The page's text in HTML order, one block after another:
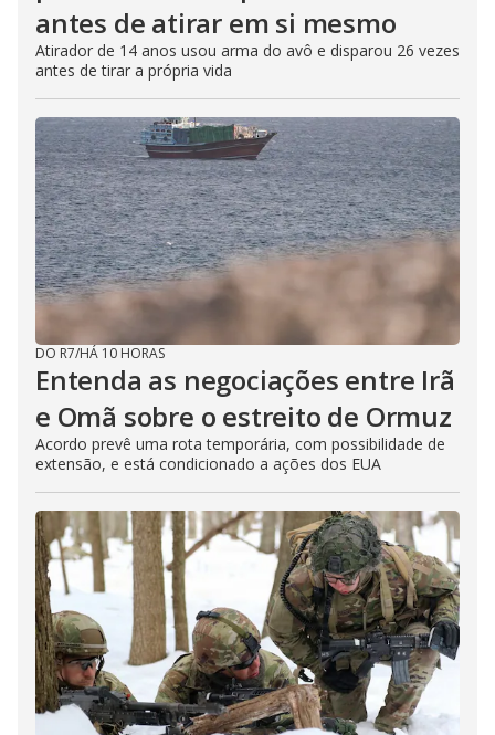
antes de atirar em si mesmo
Atirador de 14 anos usou arma do avô e disparou 26 vezes
antes de tirar a própria vida
DO R7/HÁ 10 HORAS
Entenda as negociações entre Irã
e Omã sobre o estreito de Ormuz
Acordo prevê uma rota temporária, com possibilidade de
extensão, e está condicionado a ações dos EUA